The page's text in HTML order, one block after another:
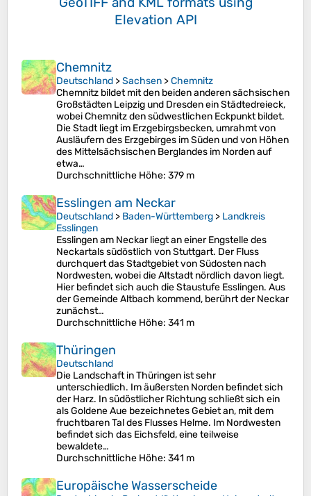
Elevation API
Chemnitz
Deutschland >Sachsen >Chemnitz
Chemnitz bildet mit den beiden anderen sächsischen
Großstädten Leipzig und Dresden ein Städtedreieck,
wobei Chemnitz den südwestlichen Eckpunkt bildet.
Die Stadt liegt im Erzgebirgsbecken, umrahmt von
Ausläufern des Erzgebirges im Süden und von Höhen
des Mittelsächsischen Berglandes im Norden auf
etwa…
Durchschnittliche Höhe: 379 m
Esslingen am Neckar
Deutschland > Baden-Württemberg > Landkreis
Esslingen
Esslingen am Neckar liegt an einer Engstelle des
Neckartals südöstlich von Stuttgart. Der Fluss
durchquert das Stadtgebiet von Südosten nach
Nordwesten, wobei die Altstadt nördlich davon liegt.
Hier befindet sich auch die Staustufe Esslingen. Aus
der Gemeinde Altbach kommend, berührt der Neckar
zunächst…
Durchschnittliche Höhe: 341 m
Thüringen
Deutschland
Die Landschaft in Thüringen ist sehr
unterschiedlich. Im äußersten Norden befindet sich
der Harz. In südöstlicher Richtung schließt sich ein
als Goldene Aue bezeichnetes Gebiet an, mit dem
fruchtbaren Tal des Flusses Helme. Im Nordwesten
befindet sich das Eichsfeld, eine teilweise
bewaldete…
Durchschnittliche Höhe: 341 m
Europäische Wasserscheide